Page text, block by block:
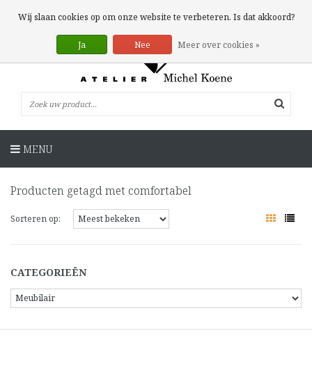
0 Artikelen
MENU
Producten getagd met comfortabel
Sorteren op:
CATEGORIEËN
Wij slaan cookies op om onze website te verbeteren. Is dat akkoord?
Ja Nee Meer over cookies »